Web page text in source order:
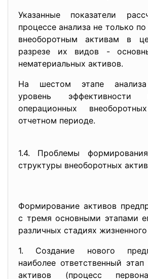
Указанные показатели
процессе анализа не только
внеоборотным активам в
разрезе их видов -
нематериальных активов.
На шестом этапе анализа
уровень эффективности
операционных
отчетном периоде.
1.4. Проблемы
структуры внеоборотных
Формирование активов
с тремя основными этапами
различных стадиях
1. Создание нового
наиболее ответственный
активов (процесс